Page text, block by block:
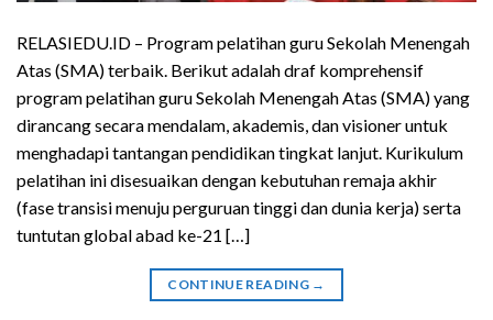
RELASIEDU.ID – Program pelatihan guru Sekolah Menengah
Atas (SMA) terbaik. Berikut adalah draf komprehensif
program pelatihan guru Sekolah Menengah Atas (SMA) yang
dirancang secara mendalam, akademis, dan visioner untuk
menghadapi tantangan pendidikan tingkat lanjut. Kurikulum
pelatihan ini disesuaikan dengan kebutuhan remaja akhir
(fase transisi menuju perguruan tinggi dan dunia kerja) serta
tuntutan global abad ke-21 […]
CONTINUE READING →